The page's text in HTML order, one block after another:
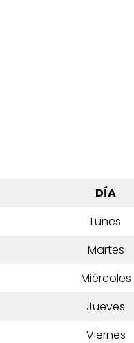
DÍA
Lunes
Martes
Miércoles
Jueves
Viernes